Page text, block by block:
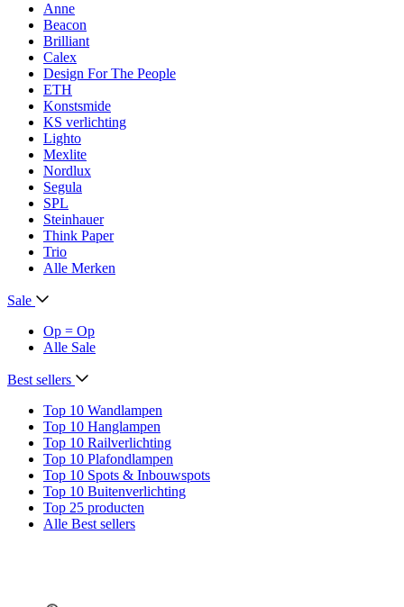
Anne
Beacon
Brilliant
Calex
Design For The People
ETH
Konstsmide
KS verlichting
Lighto
Mexlite
Nordlux
Segula
SPL
Steinhauer
Think Paper
Trio
Alle Merken
Sale
Op = Op
Alle Sale
Best sellers
Top 10 Wandlampen
Top 10 Hanglampen
Top 10 Railverlichting
Top 10 Plafondlampen
Top 10 Spots & Inbouwspots
Top 10 Buitenverlichting
Top 25 producten
Alle Best sellers